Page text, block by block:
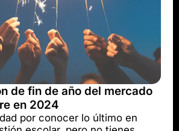
de fin de año del mercado
en 2024
por conocer lo último en